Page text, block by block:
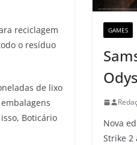
reciclagem
o resíduo
de lixo
Boticário
GAMES
Nova
Strike 2